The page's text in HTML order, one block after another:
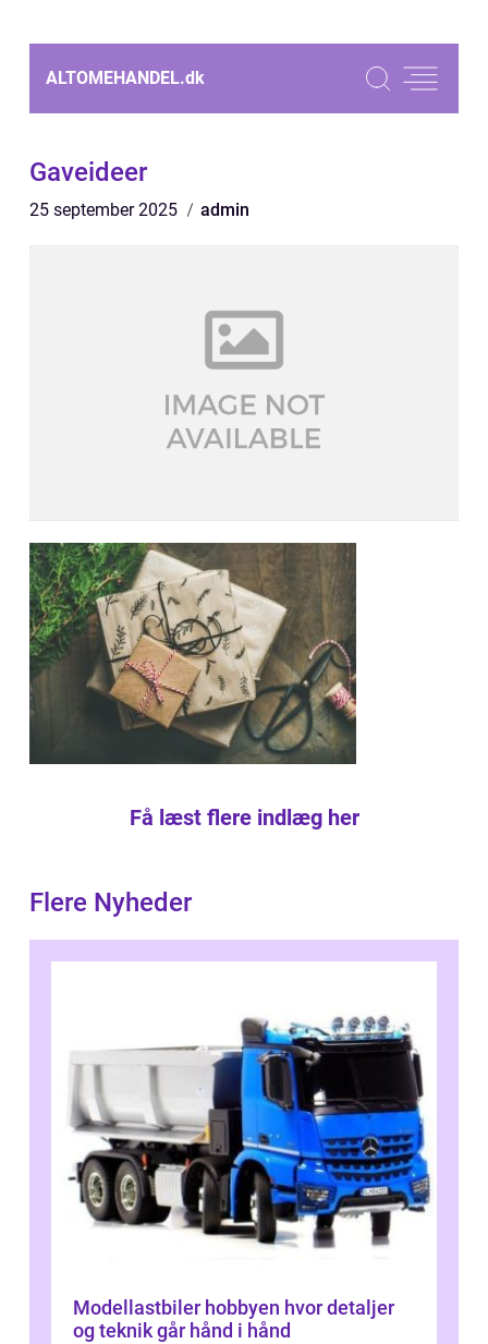
ALTOMEHANDEL.dk
Gaveideer
25 september 2025 admin
Få læst flere indlæg her
Flere Nyheder
Modellastbiler hobbyen hvor detaljer
og teknik går hånd i hånd